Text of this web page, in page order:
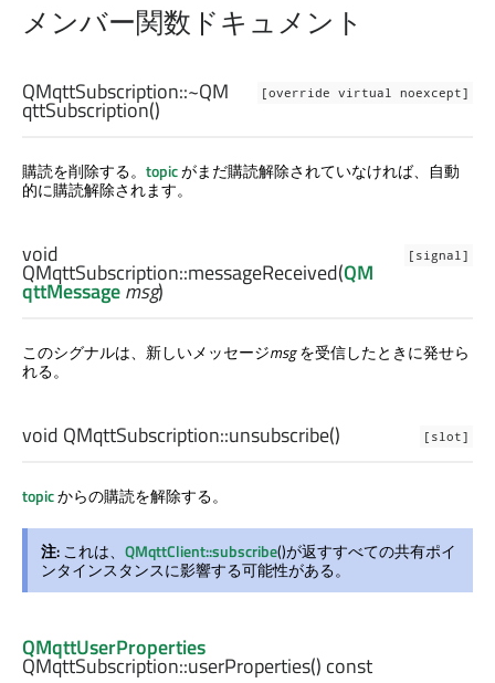
メンバー関数ドキュメント
[override virtual noexcept]
QMqttSubscription::~QM
qttSubscription()
購読を削除する。 topicがまだ購読解除されていなければ、自動
的に購読解除されます。
[signal]
void
QMqttSubscription::messageReceived(QM
qttMessagemsg)
このシグナルは、新しいメッセージmsgを受信したときに発せら
れる。
[slot]
void QMqttSubscription::unsubscribe()
topicからの購読を解除する。
注:これは、 QMqttClient::subscribe()が返すすべての共有ポイ
ンタインスタンスに影響する可能性がある。
QMqttUserProperties
QMqttSubscription::userProperties() const